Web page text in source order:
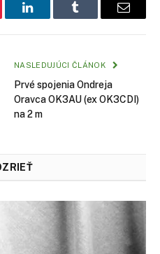
LinkedInTumblr Email
NASLEDUJÚCI ČLÁNOK
Prvé spojenia Ondreja
Oravca OK3AU (ex OK3CDI)
na 2 m